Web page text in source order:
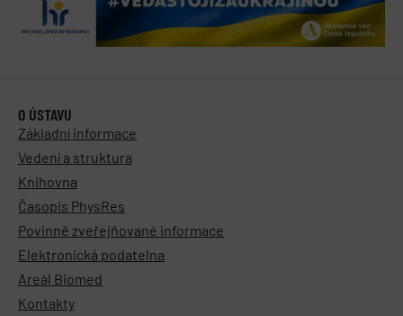
O ÚSTAVU
Základní informace
Vedení a struktura
Knihovna
Časopis PhysRes
Povinně zveřejňované informace
Elektronická podatelna
Areál Biomed
Kontakty